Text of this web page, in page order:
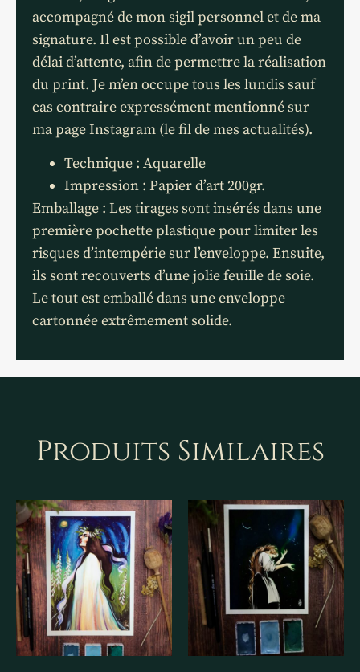
accompagné de mon sigil personnel et de ma
signature. Il est possible d’avoir un peu de
délai d’attente, afin de permettre la réalisation
du print. Je m’en occupe tous les lundis sauf
cas contraire expressément mentionné sur
ma page Instagram (le fil de mes actualités).
Technique : Aquarelle
Impression : Papier d’art 200gr.
Emballage : Les tirages sont insérés dans une
première pochette plastique pour limiter les
risques d’intempérie sur l’enveloppe. Ensuite,
ils sont recouverts d’une jolie feuille de soie.
Le tout est emballé dans une enveloppe
cartonnée extrêmement solide.
Produits Similaires